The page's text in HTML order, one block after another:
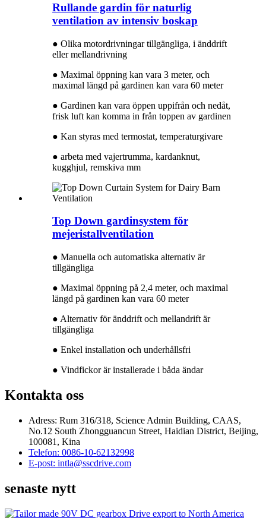
Rullande gardin för naturlig
ventilation av intensiv boskap
● Olika motordrivningar tillgängliga, i änddrift
eller mellandrivning
● Maximal öppning kan vara 3 meter, och
maximal längd på gardinen kan vara 60 meter
● Gardinen kan vara öppen uppifrån och nedåt,
frisk luft kan komma in från toppen av gardinen
● Kan styras med termostat, temperaturgivare
● arbeta med vajertrumma, kardanknut,
kugghjul, remskiva mm
Top Down gardinsystem för
mejeristallventilation
● Manuella och automatiska alternativ är
tillgängliga
● Maximal öppning på 2,4 meter, och maximal
längd på gardinen kan vara 60 meter
● Alternativ för änddrift och mellandrift är
tillgängliga
● Enkel installation och underhållsfri
● Vindfickor är installerade i båda ändar
Kontakta oss
Adress: Rum 316/318, Science Admin Building, CAAS,
No.12 South Zhongguancun Street, Haidian District, Beijing,
100081, Kina
Telefon: 0086-10-62132998
E-post: intla@sscdrive.com
senaste nytt